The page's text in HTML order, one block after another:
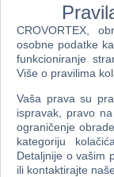
Serious Sam II
Call Of Duty
Call Of Duty
Crysis (PC)
CROVORTEX,
osobne podatke
funkcioniranje
Više o pravilima
Vaša prava su
ispravak, pravo
ograničenje
kategoriju
Detaljnije o vašim
ili kontaktirajte